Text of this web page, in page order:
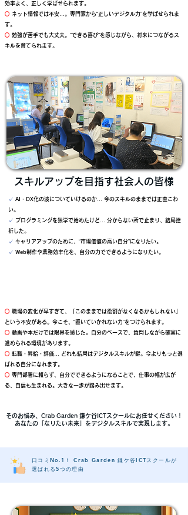
効率よく、正しく学ばせられます。
○ ネット情報では不安…。専門家から“正しいデジタル力”を学ばせられま
す。
○ 勉強が苦手でも大丈夫。“できる喜び”を感じながら、将来につながるス
キルを育てられます。
スキルアップを目指す社会人の皆様
✓ AI・DX化の波についていけるのか… 今のスキルのままでは正直こわ
い。
✓ プログラミングを独学で始めたけど… 分からない所で止まり、結局挫
折した。
✓ キャリアアップのために、“市場価値の高い自分”になりたい。
✓ Web制作や業務効率化を、自分の力でできるようになりたい。
○ 職場の変化が早すぎて、「このままでは役割がなくなるかもしれない」
という不安がある。今こそ、“置いていかれない力”をつけられます。
○ 動画や本だけでは限界を感じた。自分のペースで、質問しながら確実に
進められる環境があります。
○ 転職・昇給・評価… どれも結局はデジタルスキルが鍵。今よりもっと選
ばれる自分になれます。
○ 専門部署に頼らず、自分でできるようになることで、仕事の幅が広が
る、自信も生まれる。大きな一歩が踏み出せます。
そのお悩み、Crab Garden 鎌ケ谷ICTスクールにお任せください！
​あなたの「なりたい未来」をデジタルスキルで実現します。
口コミNo.1！ Crab Garden 鎌ケ谷ICTスクールが
​選ばれる5つの理由